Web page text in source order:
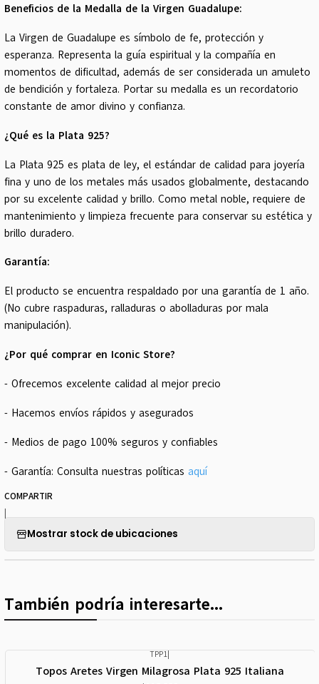
Beneficios de la Medalla de la Virgen Guadalupe:
La Virgen de Guadalupe es símbolo de fe, protección y
esperanza. Representa la guía espiritual y la compañía en
momentos de dificultad, además de ser considerada un amuleto
de bendición y fortaleza. Portar su medalla es un recordatorio
constante de amor divino y confianza.
¿Qué es la Plata 925?
La Plata 925 es plata de ley, el estándar de calidad para joyería
fina y uno de los metales más usados globalmente, destacando
por su excelente calidad y brillo. Como metal noble, requiere de
mantenimiento y limpieza frecuente para conservar su estética y
brillo duradero.
Garantía:
El producto se encuentra respaldado por una garantía de 1 año.
(No cubre raspaduras, ralladuras o abolladuras por mala
manipulación).
¿Por qué comprar en Iconic Store?
- Ofrecemos excelente calidad al mejor precio
- Hacemos envíos rápidos y asegurados
- Medios de pago 100% seguros y confiables
- Garantía: Consulta nuestras políticas aquí
COMPARTIR
|
Mostrar stock de ubicaciones
También podría interesarte...
TPP1
Topos Aretes Virgen Milagrosa Plata 925 Italiana